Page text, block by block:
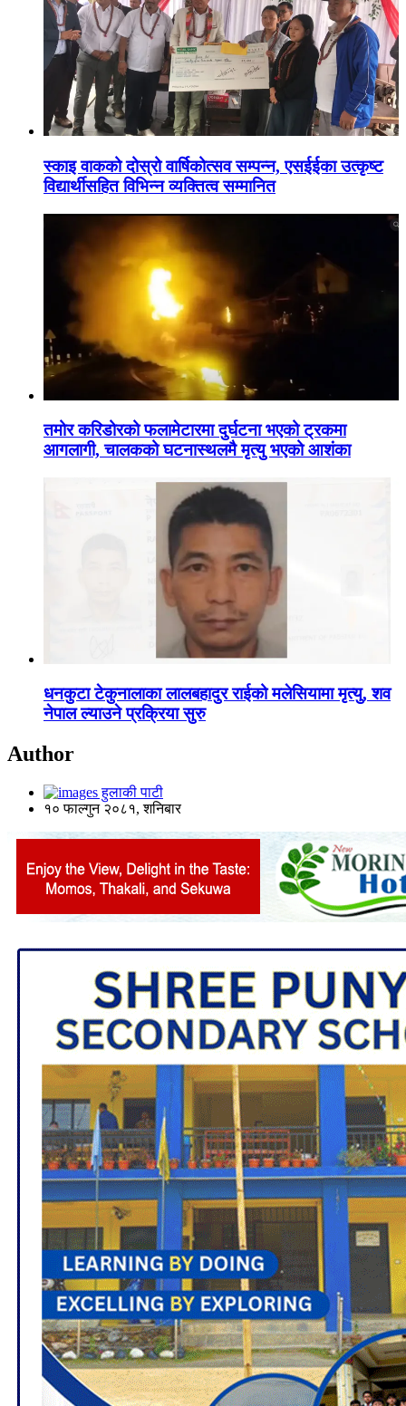
स्काइ वाकको दोस्रो वार्षिकोत्सव सम्पन्न, एसईईका उत्कृष्ट
विद्यार्थीसहित विभिन्न व्यक्तित्व सम्मानित
तमोर करिडोरको फलामेटारमा दुर्घटना भएको ट्रकमा
आगलागी, चालकको घटनास्थलमै मृत्यु भएको आशंका
धनकुटा टेकुनालाका लालबहादुर राईको मलेसियामा मृत्यु, शव
नेपाल ल्याउने प्रक्रिया सुरु
Author
हुलाकी पाटी
१० फाल्गुन २०८१, शनिबार